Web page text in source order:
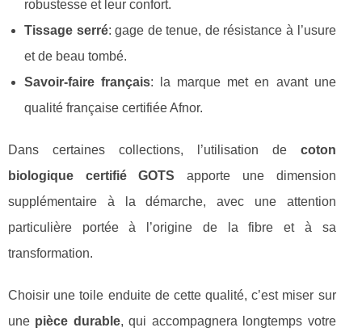
robustesse et leur confort.
Tissage serré: gage de tenue, de résistance à l’usure
et de beau tombé.
Savoir-faire français: la marque met en avant une
qualité française certifiée Afnor.
Dans certaines collections, l’utilisation de coton
biologique certifié GOTS apporte une dimension
supplémentaire à la démarche, avec une attention
particulière portée à l’origine de la fibre et à sa
transformation.
Choisir une toile enduite de cette qualité, c’est miser sur
une pièce durable, qui accompagnera longtemps votre